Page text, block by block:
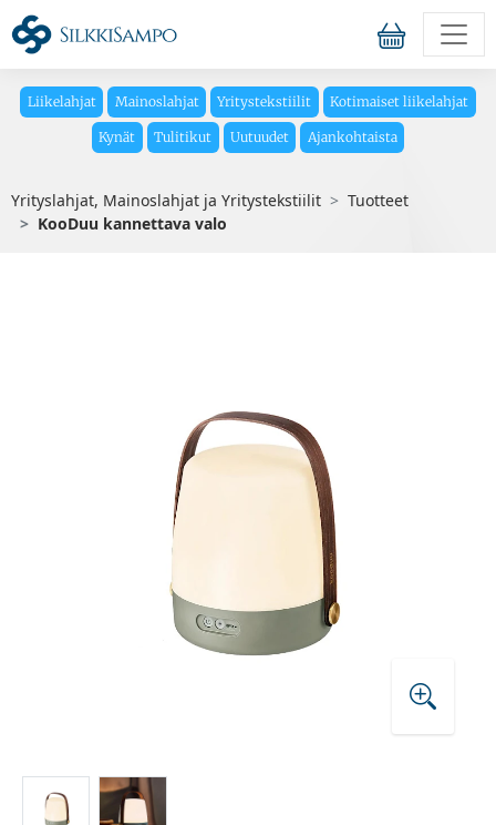
Liikelahjat Mainoslahjat Yritystekstiilit Kotimaiset liikelahjat
Kynät Tulitikut Uutuudet Ajankohtaista
Yrityslahjat, Mainoslahjat ja Yritystekstiilit
Tuotteet
KooDuu kannettava valo